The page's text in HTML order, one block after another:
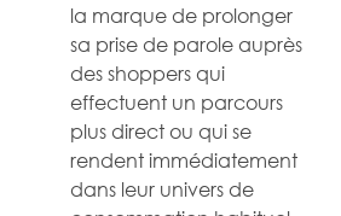
la marque de prolonger
sa prise de parole auprès
des shoppers qui
effectuent un parcours
plus direct ou qui se
rendent immédiatement
dans leur univers de